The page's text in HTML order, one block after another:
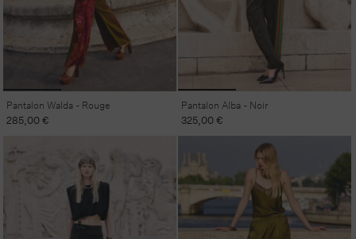
Pantalon Walda - Rouge
Prix
285,00 €
Pantalon Alba - Noir
Prix
habituel
325,00 €